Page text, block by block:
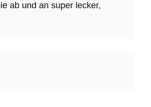
ab und an super lecker,